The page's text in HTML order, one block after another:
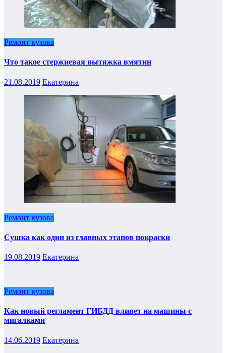
Ремонт кузова
Что такое стержневая вытяжка вмятин
21.08.2019 Екатерина
Ремонт кузова
Сушка как один из главных этапов покраски
19.08.2019 Екатерина
Ремонт кузова
Как новый регламент ГИБДД влияет на машины с
мигалками
14.06.2019 Екатерина